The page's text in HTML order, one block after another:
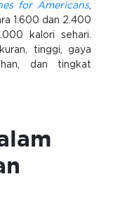
for Americans,
1.600 dan 2.400
kalori sehari.
tinggi, gaya
dan tingkat